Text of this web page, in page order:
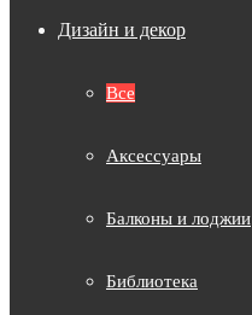
Дизайн и декор
Все
Аксессуары
Балконы и лоджии
Библиотека